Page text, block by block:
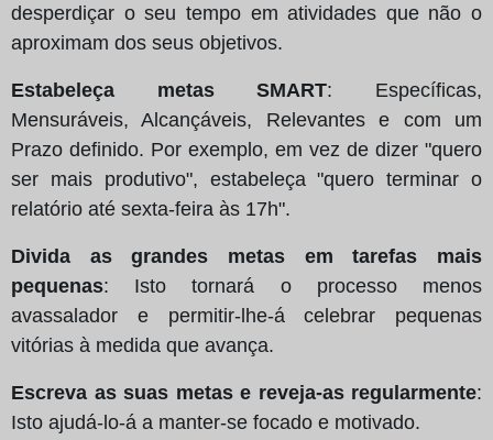
desperdiçar o seu tempo em atividades que não o
aproximam dos seus objetivos.
Estabeleça metas SMART: Específicas,
Mensuráveis, Alcançáveis, Relevantes e com um
Prazo definido. Por exemplo, em vez de dizer "quero
ser mais produtivo", estabeleça "quero terminar o
relatório até sexta-feira às 17h".
Divida as grandes metas em tarefas mais
pequenas: Isto tornará o processo menos
avassalador e permitir-lhe-á celebrar pequenas
vitórias à medida que avança.
Escreva as suas metas e reveja-as regularmente:
Isto ajudá-lo-á a manter-se focado e motivado.